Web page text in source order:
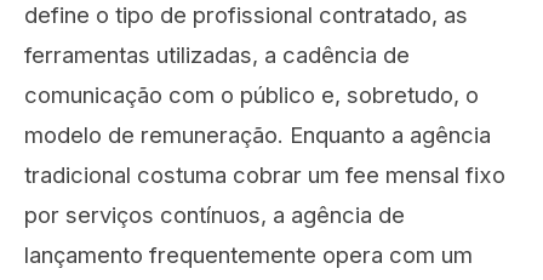
define o tipo de profissional contratado, as
ferramentas utilizadas, a cadência de
comunicação com o público e, sobretudo, o
modelo de remuneração. Enquanto a agência
tradicional costuma cobrar um fee mensal fixo
por serviços contínuos, a agência de
lançamento frequentemente opera com um